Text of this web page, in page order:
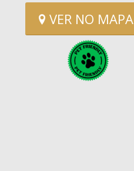
VER NO MAPA